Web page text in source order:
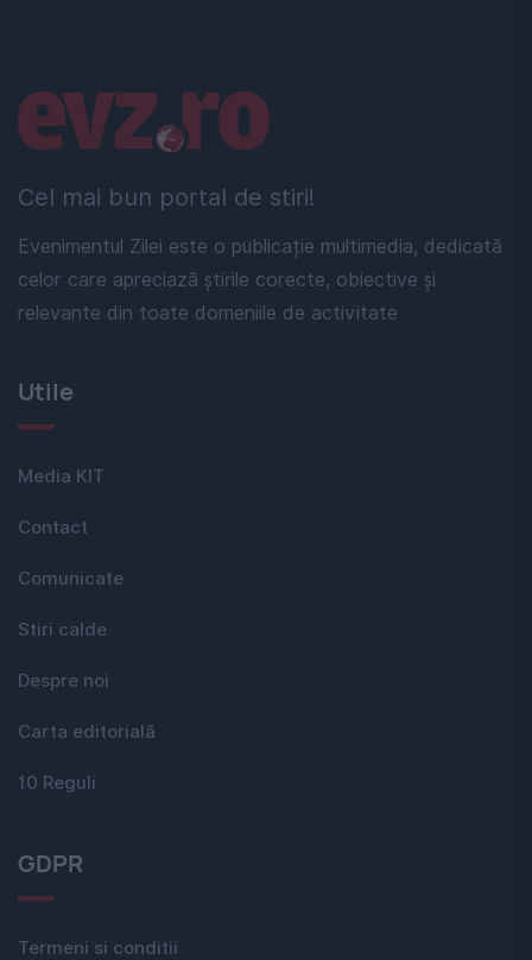
Cel mai bun portal de stiri!
Evenimentul Zilei este o publicație multimedia, dedicată
celor care apreciază știrile corecte, obiective și
relevante din toate domeniile de activitate
Linkuri utile
Utile
Media KIT
Contact
Comunicate
Stiri calde
Despre noi
Carta editorială
10 Reguli
GDPR
Termeni si conditii